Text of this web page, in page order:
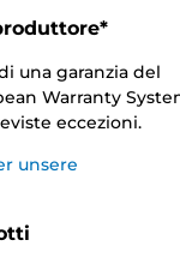
una garanzia del
Warranty
eccezioni.
unsere